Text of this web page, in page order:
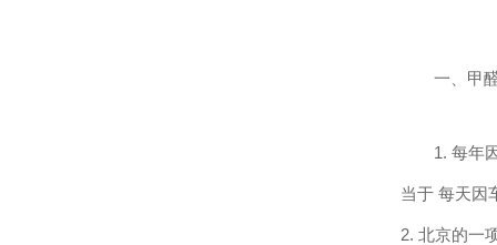
一、甲
1.每年
当于 每天因
2.北京的一